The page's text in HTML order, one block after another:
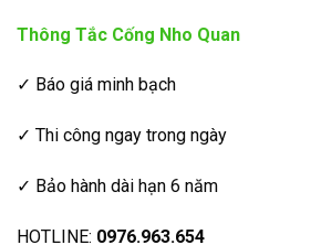
Thông Tắc Cống Nho Quan
✓ Báo giá minh bạch
✓ Thi công ngay trong ngày
✓ Bảo hành dài hạn 6 năm
HOTLINE: 0976.963.654